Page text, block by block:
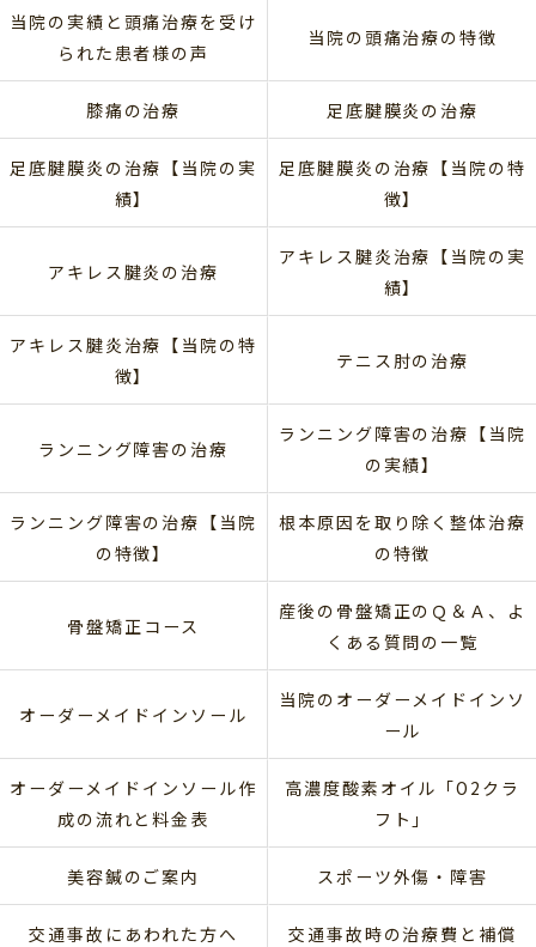
当院の実績と頭痛治療を受け
られた患者様の声
当院の頭痛治療の特徴
膝痛の治療 足底腱膜炎の治療
足底腱膜炎の治療【当院の実
績】
足底腱膜炎の治療【当院の特
徴】
アキレス腱炎の治療
アキレス腱炎治療【当院の実
績】
アキレス腱炎治療【当院の特
徴】
テニス肘の治療
ランニング障害の治療
ランニング障害の治療【当院
の実績】
ランニング障害の治療【当院
の特徴】
根本原因を取り除く整体治療
の特徴
骨盤矯正コース
産後の骨盤矯正のＱ＆Ａ、よ
くある質問の一覧
オーダーメイドインソール
当院のオーダーメイドインソ
ール
オーダーメイドインソール作
成の流れと料金表
高濃度酸素オイル「O2クラ
フト」
美容鍼のご案内 スポーツ外傷・障害
交通事故にあわれた方へ 交通事故時の治療費と補償